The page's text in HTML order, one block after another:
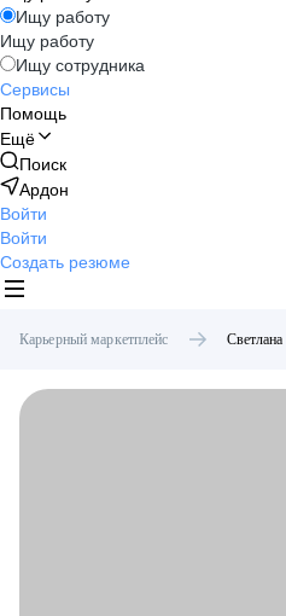
Ищу работу
Ищу работу
Ищу сотрудника
Сервисы
Помощь
Ещё
Поиск
Ардон
Войти
Войти
Создать резюме
Карьерный маркетплейс Светлана